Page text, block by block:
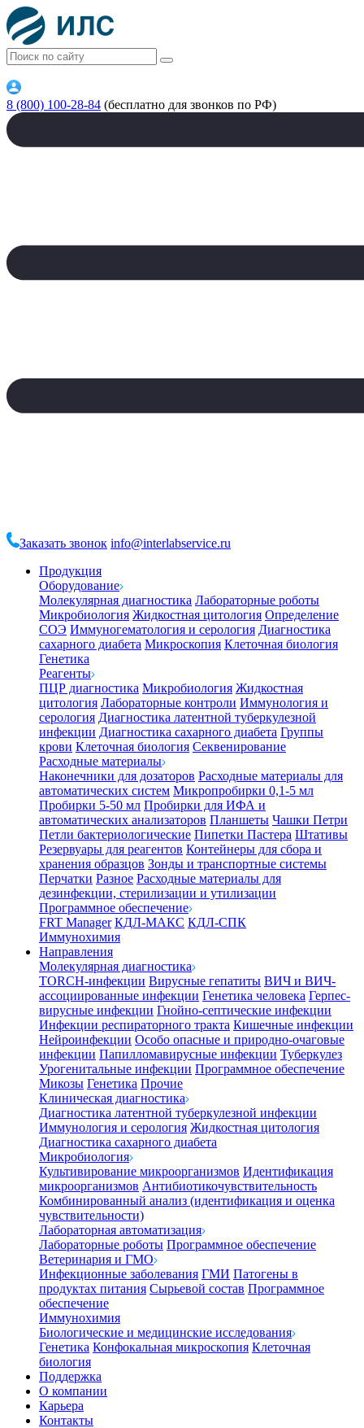
8 (800) 100-28-84 (бесплатно для звонков по РФ)
Заказать звонок info@interlabservice.ru
Продукция
Оборудование
Молекулярная диагностика Лабораторные роботы
Микробиология Жидкостная цитология Определение
СОЭ Иммуногематология и серология Диагностика
сахарного диабета Микроскопия Клеточная биология
Генетика
Реагенты
ПЦР диагностика Микробиология Жидкостная
цитология Лабораторные контроли Иммунология и
серология Диагностика латентной туберкулезной
инфекции Диагностика сахарного диабета Группы
крови Клеточная биология Секвенирование
Расходные материалы
Наконечники для дозаторов Расходные материалы для
автоматических систем Микропробирки 0,1-5 мл
Пробирки 5-50 мл Пробирки для ИФА и
автоматических анализаторов Планшеты Чашки Петри
Петли бактериологические Пипетки Пастера Штативы
Резервуары для реагентов Контейнеры для сбора и
хранения образцов Зонды и транспортные системы
Перчатки Разное Расходные материалы для
дезинфекции, стерилизации и утилизации
Программное обеспечение
FRT Manager КДЛ-МАКС КДЛ-СПК
Иммунохимия
Направления
Молекулярная диагностика
TORCH-инфекции Вирусные гепатиты ВИЧ и ВИЧ-
ассоциированные инфекции Генетика человека Герпес-
вирусные инфекции Гнойно-септические инфекции
Инфекции респираторного тракта Кишечные инфекции
Нейроинфекции Особо опасные и природно-очаговые
инфекции Папилломавирусные инфекции Туберкулез
Урогенитальные инфекции Программное обеспечение
Микозы Генетика Прочие
Клиническая диагностика
Диагностика латентной туберкулезной инфекции
Иммунология и серология Жидкостная цитология
Диагностика сахарного диабета
Микробиология
Культивирование микроорганизмов Идентификация
микроорганизмов Антибиотикочувствительность
Комбинированный анализ (идентификация и оценка
чувствительности)
Лабораторная автоматизация
Лабораторные роботы Программное обеспечение
Ветеринария и ГМО
Инфекционные заболевания ГМИ Патогены в
продуктах питания Сырьевой состав Программное
обеспечение
Иммунохимия
Биологические и медицинские исследования
Генетика Конфокальная микроскопия Клеточная
биология
Поддержка
О компании
Карьера
Контакты